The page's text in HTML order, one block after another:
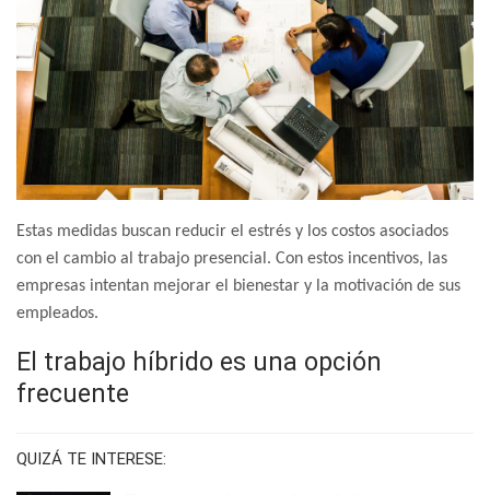
Estas medidas buscan reducir el estrés y los costos asociados
con el cambio al trabajo presencial. Con estos incentivos, las
empresas intentan mejorar el bienestar y la motivación de sus
empleados.
El trabajo híbrido es una opción
frecuente
QUIZÁ TE INTERESE: